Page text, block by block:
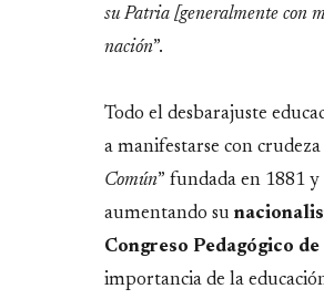
su Patria [generalmente con
nación”.
Todo el desbarajuste
a manifestarse con
Común” fundada en 1881
aumentando su
Congreso Pedagógico
importancia de la